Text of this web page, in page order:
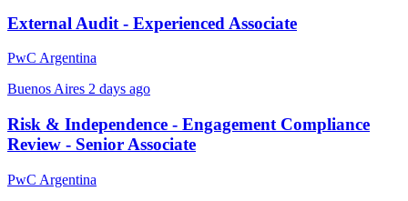
External Audit - Experienced Associate
PwC Argentina
Buenos Aires 2 days ago
Risk & Independence - Engagement Compliance
Review - Senior Associate
PwC Argentina